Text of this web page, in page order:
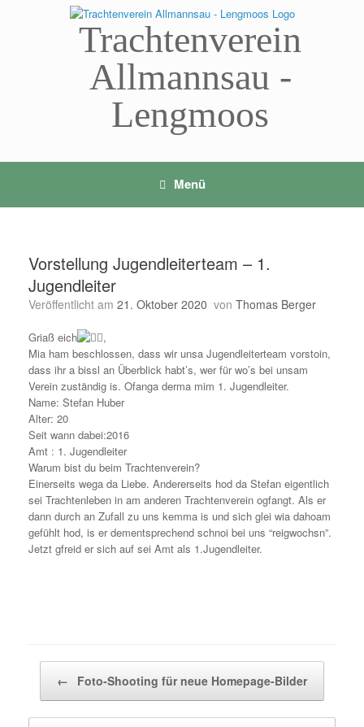
Trachtenverein
Allmannsau -
Lengmoos
Menü
Vorstellung Jugendleiterteam – 1.
Jugendleiter
Veröffentlicht am 21. Oktober 2020 von Thomas Berger
Griaß eich
,
Mia ham beschlossen, dass wir unsa Jugendleiterteam vorstoin,
dass ihr a bissl an Überblick habt’s, wer für wo’s bei unsam
Verein zuständig is. Ofanga derma mim 1. Jugendleiter.
Name: Stefan Huber
Alter: 20
Seit wann dabei:2016
Amt : 1. Jugendleiter
Warum bist du beim Trachtenverein?
Einerseits wega da Liebe. Andererseits hod da Stefan eigentlich
sei Trachtenleben in am anderen Trachtenverein ogfangt. Als er
dann durch an Zufall zu uns kemma is und sich glei wia dahoam
gefühlt hod, is er dementsprechend schnoi bei uns “reigwochsn”.
Jetzt gfreid er sich auf sei Amt als 1.Jugendleiter.
← Foto-Shooting für neue Homepage-Bilder